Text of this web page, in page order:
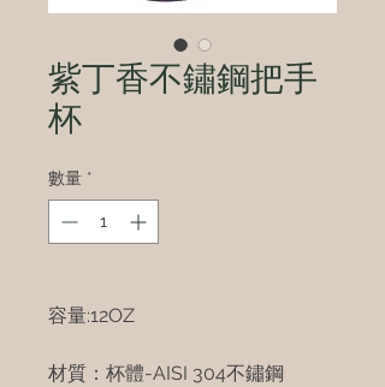
紫丁香不鏽鋼把手
杯
數量 *
容量:12OZ
材質：杯體-AISI 304不鏽鋼